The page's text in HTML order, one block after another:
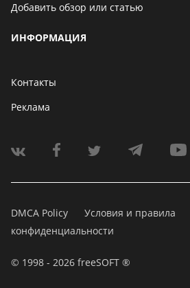
Добавить обзор или статью
ИНФОРМАЦИЯ
Контакты
Реклама
DMCA Policy Условия и правила
конфиденциальности
© 1998 - 2026 freeSOFT ®